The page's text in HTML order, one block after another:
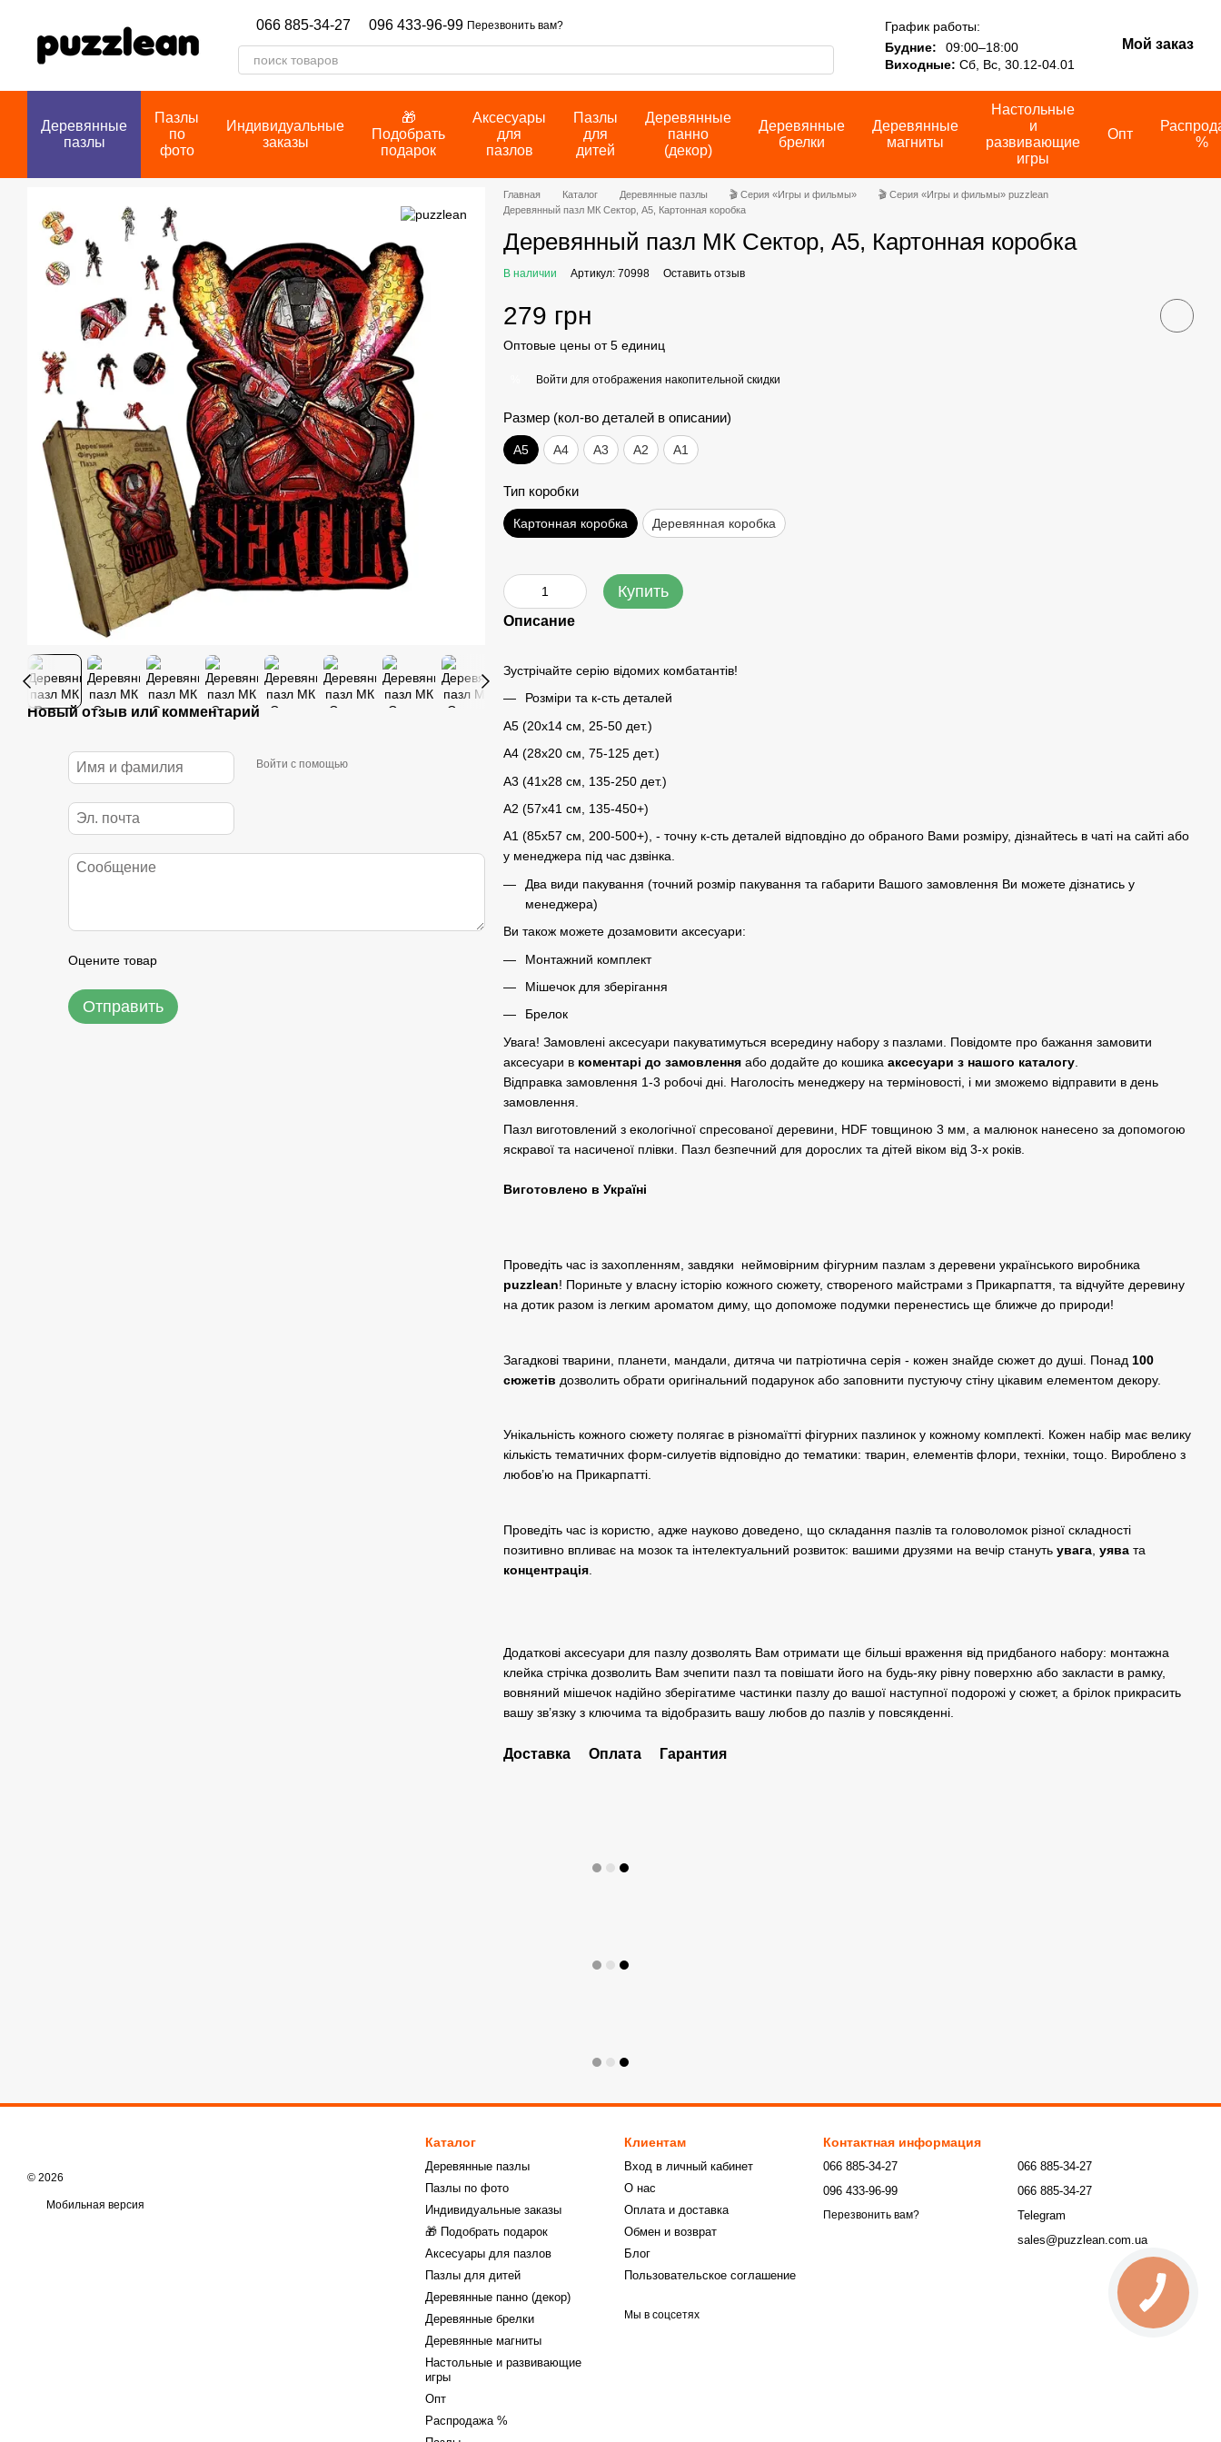
066 885-34-27 096 433-96-99 Перезвонить вам?
График работы:
Будние:
09:00–18:00
Виходные: Сб, Вс, 30.12-04.01
Мой заказ
Деревянные
пазлы
Пазлы
по
фото
Индивидуальные
заказы
🎁
Подобрать
подарок
Аксесуары
для
пазлов
Пазлы
для
дитей
Деревянные
панно
(декор)
Деревянные
брелки
Деревянные
магниты
Настольные
и
развивающие
игры
Опт
%
Новый отзыв или комментарий
Войти с помощью
Оцените товар
Отправить
Главная Каталог Деревянные пазлы 🎬 Серия «Игры и фильмы»
🎬 Серия «Игры и фильмы» puzzlean
Деревянный пазл МК Сектор, А5, Картонная коробка
Деревянный пазл МК Сектор, А5, Картонная коробка
В наличии Артикул: 70998 Оставить отзыв
279 грн
Оптовые цены от 5 единиц
Войти для отображения накопительной скидки
Размер (кол-во деталей в описании)
А5 А4 A3 A2 A1
Тип коробки
Картонная коробка Деревянная коробка
Купить
Описание
Зустрічайте серію відомих комбатантів!
Розміри та к-сть деталей
A5 (20х14 см, 25-50 дет.)
A4 (28x20 см, 75-125 дет.)
A3 (41х28 см, 135-250 дет.)
A2 (57х41 см, 135-450+)
A1 (85х57 см, 200-500+), - точну к-сть деталей відповдіно до обраного Вами розміру, дізнайтесь в чаті на сайті або
у менеджера під час дзвінка.
Два види пакування (точний розмір пакування та габарити Вашого замовлення Ви можете дізнатись у
менеджера)
Ви також можете дозамовити аксесуари:
Монтажний комплект
Мішечок для зберігання
Брелок
Увага! Замовлені аксесуари пакуватимуться всередину набору з пазлами. Повідомте про бажання замовити
аксесуари в коментарі до замовленняабо додайте до кошика аксесуари з нашого каталогу.
Відправка замовлення 1-3 робочі дні. Наголосіть менеджеру на терміновості, і ми зможемо відправити в день
замовлення.
Пазл виготовлений з екологічної спресованої деревини, HDF товщиною 3 мм, а малюнок нанесено за допомогою
яскравої та насиченої плівки. Пазл безпечний для дорослих та дітей віком від 3-х років.
Виготовлено в Україні
Проведіть час із захопленням, завдяки неймовірним фігурним пазлам з деревени українського виробника
puzzlean! Пориньте у власну історію кожного сюжету, створеного майстрами з Прикарпаття, та відчуйте деревину
на дотик разом із легким ароматом диму, що допоможе подумки перенестись ще ближче до природи!
Загадкові тварини, планети, мандали, дитяча чи патріотична серія - кожен знайде сюжет до душі. Понад 100
сюжетів дозволить обрати оригінальний подарунок або заповнити пустуючу стіну цікавим елементом декору.
Унікальність кожного сюжету полягає в різномаїтті фігурних пазлинок у кожному комплекті. Кожен набір має велику
кількість тематичних форм-силуетів відповідно до тематики: тварин, елементів флори, техніки, тощо. Вироблено з
любов’ю на Прикарпатті.
Проведіть час із користю, адже науково доведено, що складання пазлів та головоломок різної складності
позитивно впливає на мозок та інтелектуальний розвиток: вашими друзями на вечір станутьувага, уявата
концентрація.
Додаткові аксесуари для пазлу дозволять Вам отримати ще більші враження від придбаного набору: монтажна
клейка стрічка дозволить Вам зчепити пазл та повішати його на будь-яку рівну поверхню або закласти в рамку,
вовняний мішечок надійно зберігатиме частинки пазлу до вашої наступної подорожі у сюжет, а брілок прикрасить
вашу зв’язку з ключима та відобразить вашу любов до пазлів у повсякденні.
Доставка Оплата Гарантия
© 2026
Мобильная версия
Каталог
Деревянные пазлы
Пазлы по фото
Индивидуальные заказы
🎁 Подобрать подарок
Аксесуары для пазлов
Пазлы для дитей
Деревянные панно (декор)
Деревянные брелки
Деревянные магниты
Настольные и развивающие
игры
Опт
Распродажа %
Клиентам
Вход в личный кабинет
О нас
Оплата и доставка
Обмен и возврат
Блог
Пользовательское соглашение
Мы в соцсетях
Контактная информация
066 885-34-27
096 433-96-99
Перезвонить вам?
066 885-34-27
066 885-34-27
Telegram
sales@puzzlean.com.ua